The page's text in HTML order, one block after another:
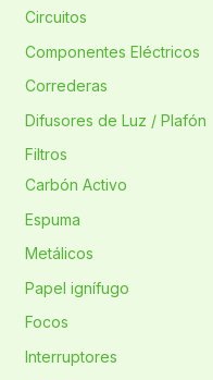
Circuitos
Componentes Eléctricos
Correderas
Difusores de Luz / Plafón
Filtros
Carbón Activo
Espuma
Metálicos
Papel ignífugo
Focos
Interruptores